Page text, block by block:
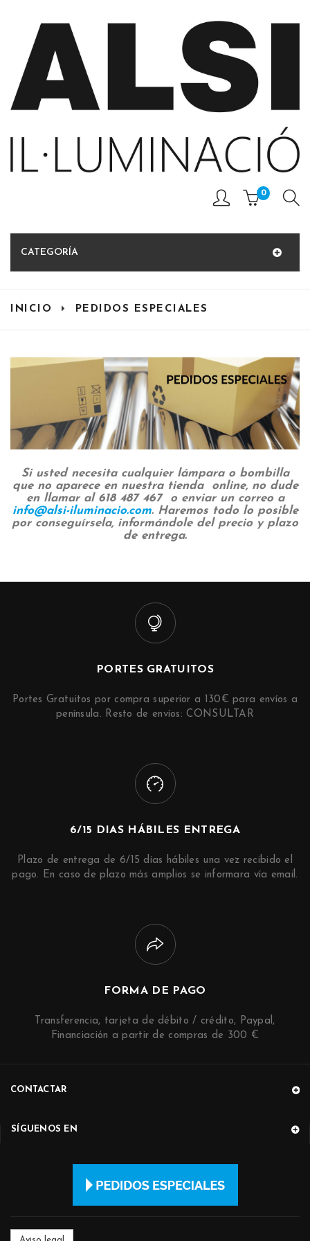
0
CATEGORÍA
INICIO PEDIDOS ESPECIALES
Si usted necesita cualquier lámpara o bombilla
que no aparece en nuestra tienda online, no dude
en llamar al 618 487 467 o enviar un correo a
info@alsi-iluminacio.com. Haremos todo lo posible
por conseguírsela, informándole del precio y plazo
de entrega.
PORTES GRATUITOS
Portes Gratuitos por compra superior a 130€ para envíos a
península. Resto de envíos: CONSULTAR
6/15 DIAS HÁBILES ENTREGA
Plazo de entrega de 6/15 días hábiles una vez recibido el
pago. En caso de plazo más amplios se informara vía email.
FORMA DE PAGO
Transferencia, tarjeta de débito / crédito, Paypal,
Financiación a partir de compras de 300 €
CONTACTAR
SÍGUENOS EN